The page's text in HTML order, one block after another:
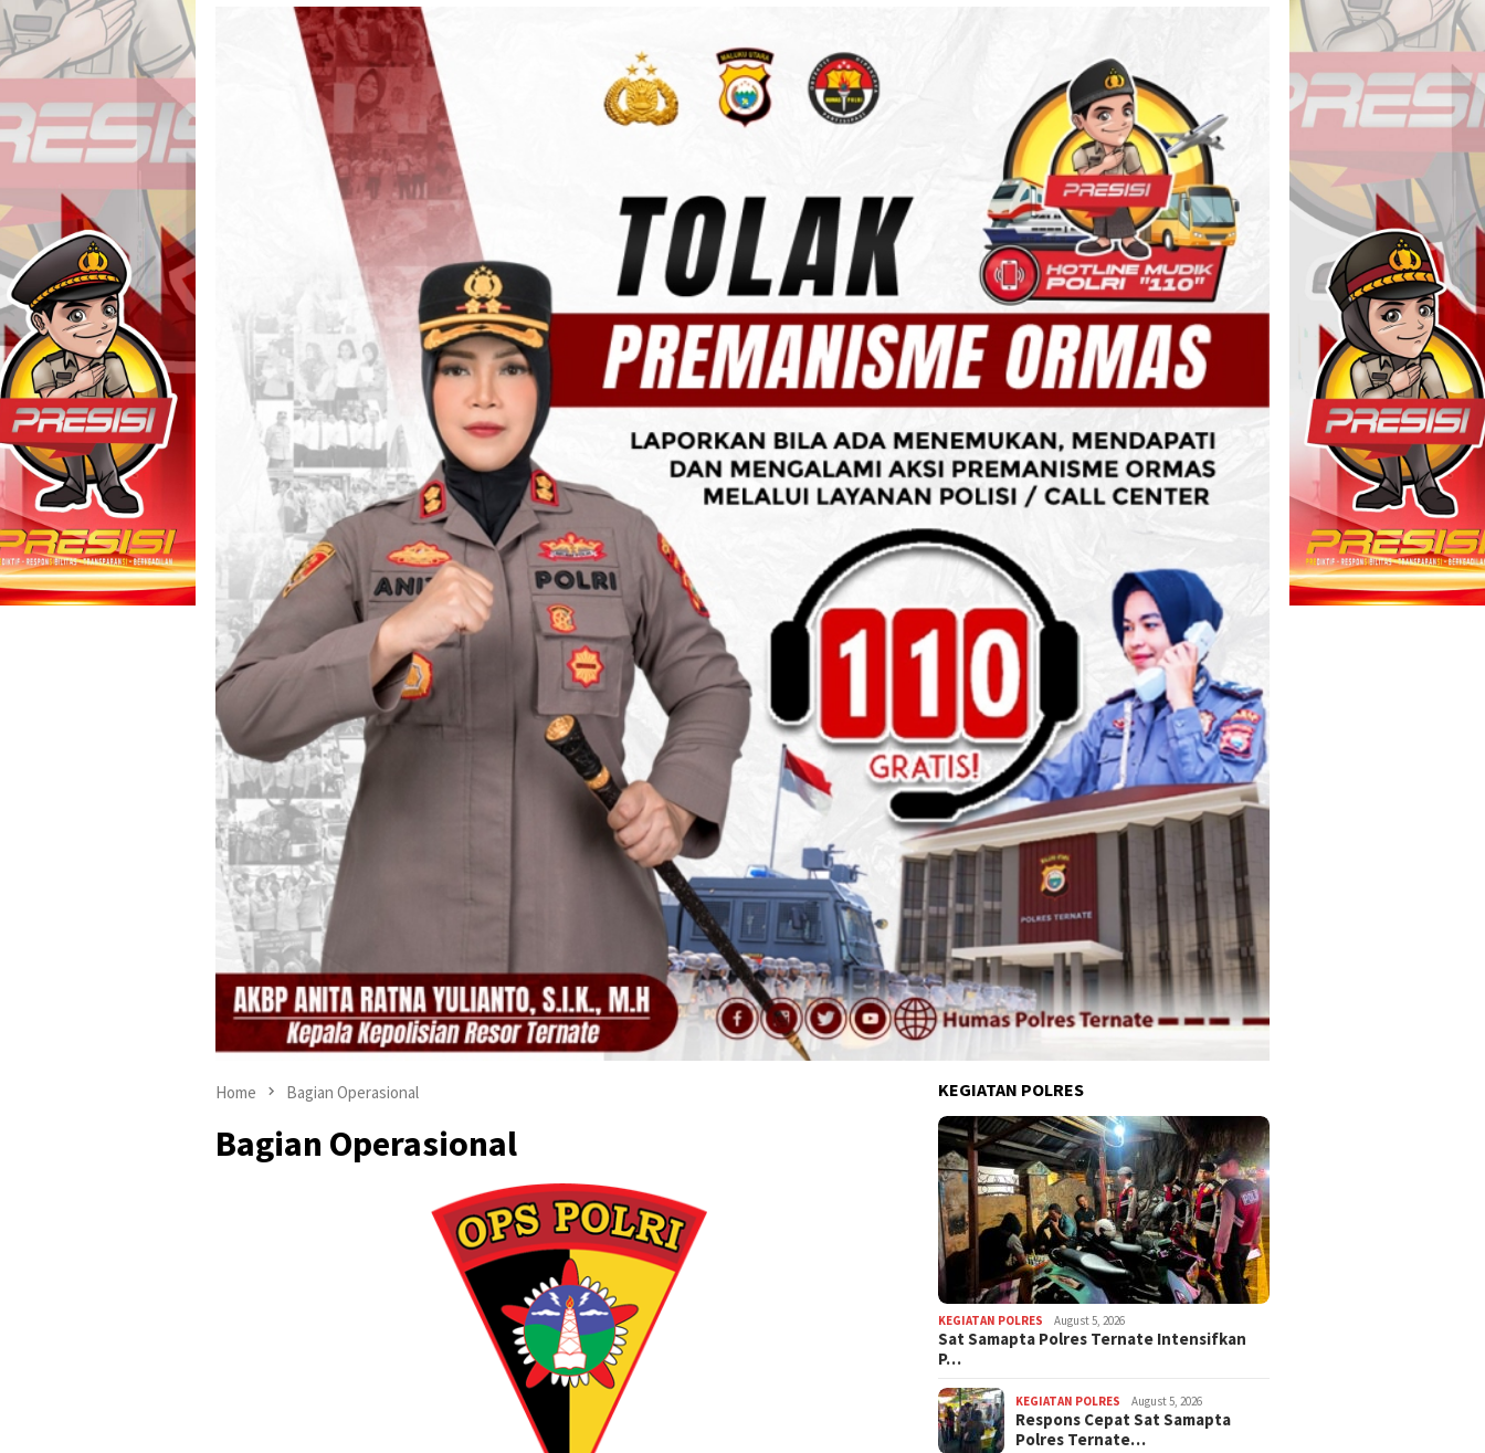
Home Bagian Operasional
Bagian Operasional
KEGIATAN POLRES
KEGIATAN POLRES August 5, 2026
Sat Samapta Polres Ternate Intensifkan
P…
KEGIATAN POLRES August 5, 2026
Respons Cepat Sat Samapta
Polres Ternate…